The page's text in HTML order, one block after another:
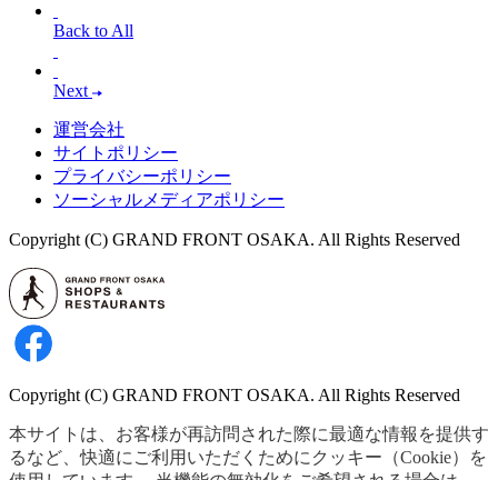
Back to All
Next
運営会社
サイトポリシー
プライバシーポリシー
ソーシャルメディアポリシー
Copyright (C) GRAND FRONT OSAKA. All Rights Reserved
Copyright (C) GRAND FRONT OSAKA. All Rights Reserved
本サイトは、お客様が再訪問された際に最適な情報を提供す
るなど、快適にご利用いただくためにクッキー（Cookie）を